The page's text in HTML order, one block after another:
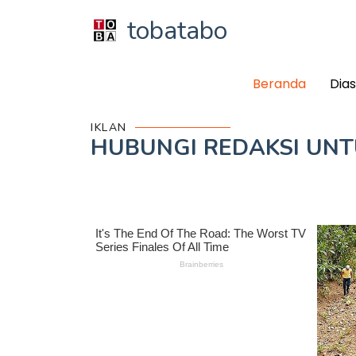
tobatabo
Beranda
IKLAN
HUBUNGI REDAKSI